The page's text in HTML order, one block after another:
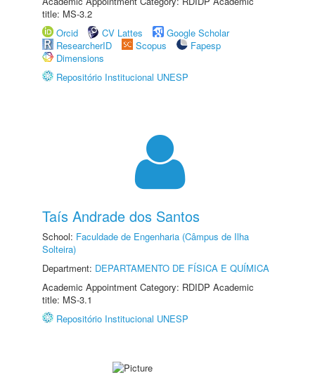
title: MS-3.2
Orcid
CV Lattes
Google Scholar
ResearcherID
Scopus
Fapesp
Dimensions
Repositório Institucional UNESP
Taís Andrade dos Santos
School: Faculdade de Engenharia (Câmpus de Ilha
Solteira)
Department: DEPARTAMENTO DE FÍSICA E QUÍMICA
Academic Appointment Category: RDIDP Academic
title: MS-3.1
Repositório Institucional UNESP